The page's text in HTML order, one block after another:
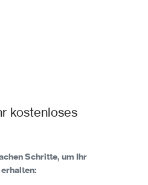
kostenloses
Schritte, um Ihr